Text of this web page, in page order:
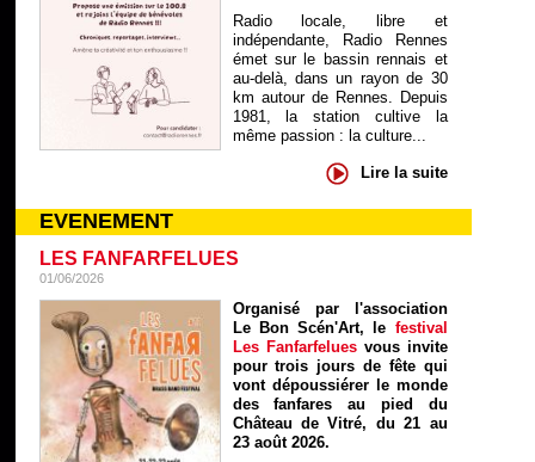
Radio locale, libre et
indépendante, Radio Rennes
émet sur le bassin rennais et
au-delà, dans un rayon de 30
km autour de Rennes. Depuis
1981, la station cultive la
même passion : la culture...
Lire la suite
EVENEMENT
LES FANFARFELUES
01/06/2026
Organisé par l'association
Le Bon Scén'Art, le festival
Les Fanfarfelues vous invite
pour trois jours de fête qui
vont dépoussiérer le monde
des fanfares au pied du
Château de Vitré, du 21 au
23 août 2026.